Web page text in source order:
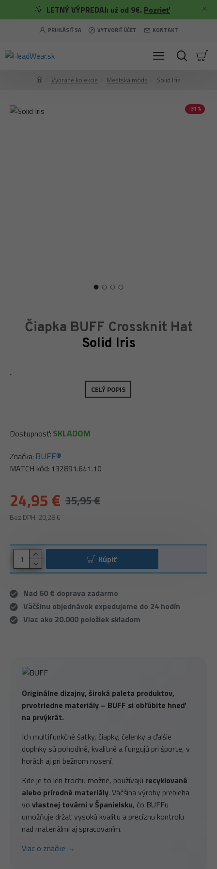
🌞 LETNÝ VÝPREDAJ: už od 9€. Pozrieť
PRIHLÁSIŤ SA VYTVORIŤ ÚČET KONTAKT
Vybrané kolekcie Mestská móda Solid Iris
-31 %
Čiapka BUFF Crossknit Hat
Solid Iris
..
CELÝ POPIS
24,95 € 35,95 €
Bez DPH: 20,28 €
Dostupnosť: SKLADOM
Značka: BUFF®
MATCH kód: 132891.641.10
Kúpiť
Nad 60 € doprava zadarmo
Väčšinu objednávok expedujeme do 24 hodín
Viac ako 20.000 položiek skladom
Originálne dizajny, široká paleta produktov,
prvotriedne materiály – BUFF si obľúbite hneď
na prvýkrát.
Ich multifunkčné šatky, čiapky, čelenky a ďalšie
doplnky sú pohodlné, kvalitné a fungujú pri športe, v
horách aj pri bežnom nosení.
Kde je to len trochu možné, používajú recyklované
alebo prírodné materiály. Väčšina výroby prebieha
vo vlastnej továrni v Španielsku, čo BUFFu
umožňuje držať vysokú kvalitu a precíznu kontrolu
nad materiálmi aj spracovaním.
Viac o značke →